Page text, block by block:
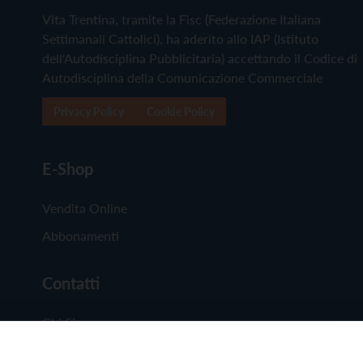
Vita Trentina, tramite la Fisc (Federazione Italiana
Settimanali Cattolici), ha aderito allo IAP (Istituto
dell'Autodisciplina Pubblicitaria) accettando il Codice di
Autodisciplina della Comunicazione Commerciale
E-Shop
Vendita Online
Abbonamenti
Contatti
Chi Siamo